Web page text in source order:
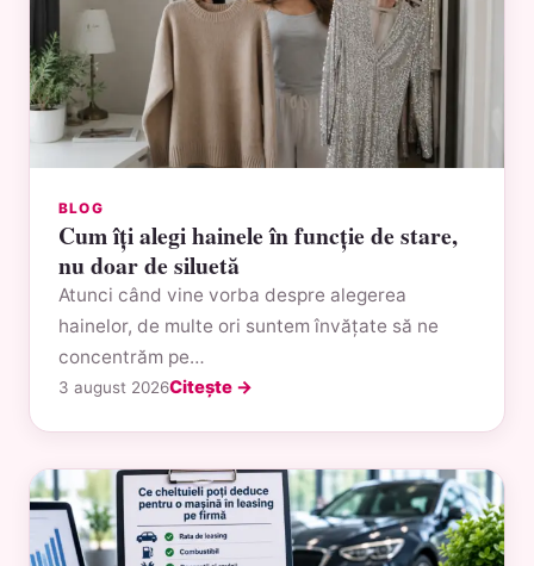
BLOG
Cum îți alegi hainele în funcție de stare,
nu doar de siluetă
Atunci când vine vorba despre alegerea
hainelor, de multe ori suntem învățate să ne
concentrăm pe…
3 august 2026Citește →